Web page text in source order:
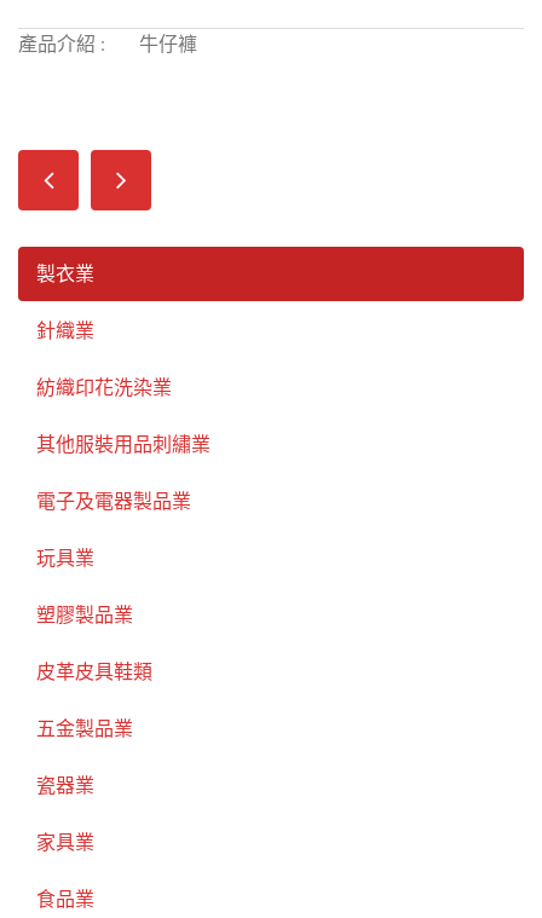
產品介紹 : 牛仔褲
製衣業
針織業
紡織印花洗染業
其他服裝用品刺繡業
電子及電器製品業
玩具業
塑膠製品業
皮革皮具鞋類
五金製品業
瓷器業
家具業
食品業